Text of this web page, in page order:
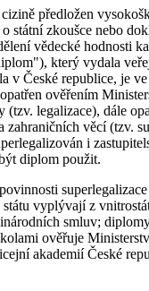
předložen
státní zkoušce nebo
vědecké hodnosti
který vydala
v České republice, je
ověřením
(tzv. legalizace), dále
zahraničních věcí (tzv.
i
diplom použit.
státu vyplývají z
smluv;
ověřuje
akademií České